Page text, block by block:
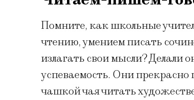
Помните, как школьные
чтению, умением писать
излагать свои мысли? Делали
успеваемость. Они
чашкой чая читать